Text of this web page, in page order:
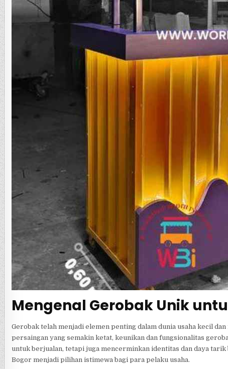
Mengenal Gerobak Unik
Gerobak telah menjadi elemen penting dalam dunia usaha kecil
persaingan yang semakin ketat, keunikan dan fungsionalitas
untuk berjualan, tetapi juga mencerminkan identitas dan daya
Bogor menjadi pilihan istimewa bagi para pelaku usaha.